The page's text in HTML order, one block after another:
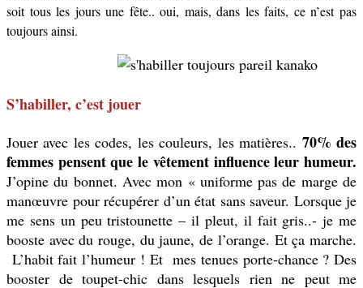
soit tous les jours une fête.. oui, mais, dans les faits, ce n’est pas
toujours ainsi.
S’habiller, c’est jouer
Jouer avec les codes, les couleurs, les matières.. 70% des
femmes pensent que le vêtement influence leur humeur.
J’opine du bonnet. Avec mon « uniforme pas de marge de
manœuvre pour récupérer d’un état sans saveur. Lorsque je
me sens un peu tristounette – il pleut, il fait gris..- je me
booste avec du rouge, du jaune, de l’orange. Et ça marche.
L’habit fait l’humeur ! Et mes tenues porte-chance ? Des
booster de toupet-chic dans lesquels rien ne peut me